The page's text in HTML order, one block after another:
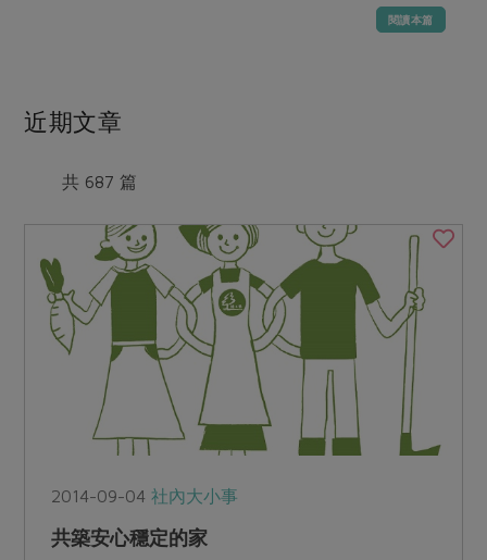
日用品
優惠專區
素食專區
樂齡友善
年菜食譜
養身食補
高麗菜海鮮煎餅
綠主張月刊
典藏閱覽室
媒體報導
下載專區
地區活動
社務會議 地區活動
閱讀本篇
近期文章
共 687 篇
2014-09-04社內大小事
共築安心穩定的家